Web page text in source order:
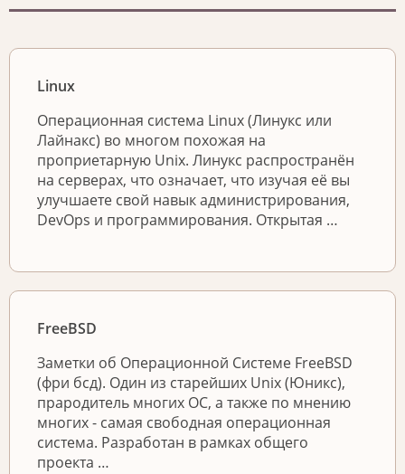
Linux
Операционная система Linux (Линукс или
Лайнакс) во многом похожая на
проприетарную Unix. Линукс распространён
на серверах, что означает, что изучая её вы
улучшаете свой навык администрирования,
DevOps и программирования. Открытая …
FreeBSD
Заметки об Операционной Системе FreeBSD
(фри бсд). Один из старейших Unix (Юникс),
прародитель многих ОС, а также по мнению
многих - самая свободная операционная
система. Разработан в рамках общего
проекта …